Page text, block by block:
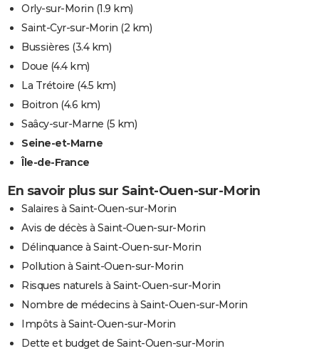
Orly-sur-Morin (1.9 km)
Saint-Cyr-sur-Morin (2 km)
Bussières (3.4 km)
Doue (4.4 km)
La Trétoire (4.5 km)
Boitron (4.6 km)
Saâcy-sur-Marne (5 km)
Seine-et-Marne
Île-de-France
En savoir plus sur Saint-Ouen-sur-Morin
Salaires à Saint-Ouen-sur-Morin
Avis de décès à Saint-Ouen-sur-Morin
Délinquance à Saint-Ouen-sur-Morin
Pollution à Saint-Ouen-sur-Morin
Risques naturels à Saint-Ouen-sur-Morin
Nombre de médecins à Saint-Ouen-sur-Morin
Impôts à Saint-Ouen-sur-Morin
Dette et budget de Saint-Ouen-sur-Morin